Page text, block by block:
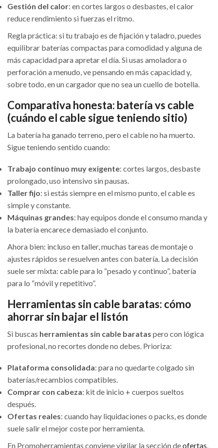
Gestión del calor: en cortes largos o desbastes, el calor
reduce rendimiento si fuerzas el ritmo.
Regla práctica: si tu trabajo es de fijación y taladro, puedes
equilibrar baterías compactas para comodidad y alguna de
más capacidad para apretar el día. Si usas amoladora o
perforación a menudo, ve pensando en más capacidad y,
sobre todo, en un cargador que no sea un cuello de botella.
Comparativa honesta: batería vs cable
(cuándo el cable sigue teniendo sitio)
La batería ha ganado terreno, pero el cable no ha muerto.
Sigue teniendo sentido cuando:
Trabajo continuo muy exigente: cortes largos, desbaste
prolongado, uso intensivo sin pausas.
Taller fijo: si estás siempre en el mismo punto, el cable es
simple y constante.
Máquinas grandes: hay equipos donde el consumo manda y
la batería encarece demasiado el conjunto.
Ahora bien: incluso en taller, muchas tareas de montaje o
ajustes rápidos se resuelven antes con batería. La decisión
suele ser mixta: cable para lo “pesado y continuo”, batería
para lo “móvil y repetitivo”.
Herramientas sin cable baratas: cómo
ahorrar sin bajar el listón
Si buscas herramientas sin cable baratas pero con lógica
profesional, no recortes donde no debes. Prioriza:
Plataforma consolidada: para no quedarte colgado sin
baterías/recambios compatibles.
Comprar con cabeza: kit de inicio + cuerpos sueltos
después.
Ofertas reales: cuando hay liquidaciones o packs, es donde
suele salir el mejor coste por herramienta.
En Promoherramientas conviene vigilar la sección deofertas,